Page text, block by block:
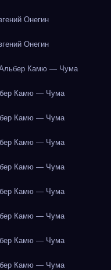
Онегин
Онегин
Камю — Чума
Камю — Чума
Камю — Чума
Камю — Чума
Камю — Чума
Камю — Чума
Камю — Чума
Камю — Чума
Камю — Чума